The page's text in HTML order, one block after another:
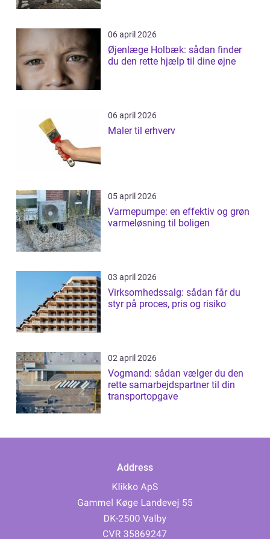
06 april 2026
Øjenlæge Holbæk: sådan finder
du den rette hjælp til dine øjne
06 april 2026
Maler til erhverv
05 april 2026
Varmepumpe: en effektiv og grøn
varmeløsning til boligen
03 april 2026
Virksomhedssalg: sådan får du
styr på proces, pris og risiko
02 april 2026
Vogmand: sådan vælger du den
rette samarbejdspartner til din
transportopgave
Address